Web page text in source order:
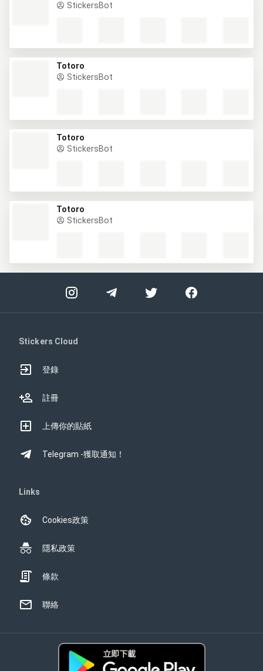
StickersBot
Totoro
StickersBot
Totoro
StickersBot
Totoro
StickersBot
Stickers Cloud
登錄
註冊
上傳你的貼紙
Telegram -獲取通知！
Links
Cookies政策
隱私政策
條款
聯絡